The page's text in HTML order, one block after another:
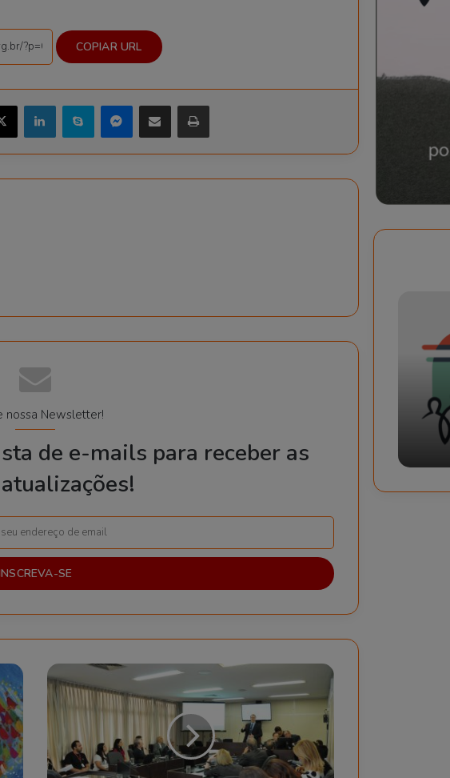
COPIAR URL
X Linkedin Skype Messenger Compartilhar via e-mail Imprimir
nossa Newsletter!
de e-mails para receber as
T
u
d
n
t